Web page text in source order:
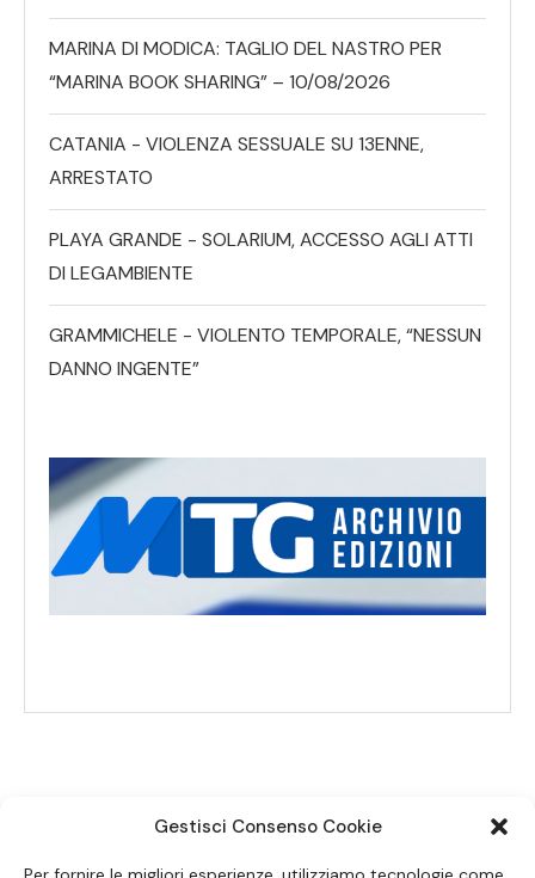
Gestisci Consenso Cookie
MARINA DI MODICA: TAGLIO DEL NASTRO PER
“MARINA BOOK SHARING” – 10/08/2026
CATANIA - VIOLENZA SESSUALE SU 13ENNE,
ARRESTATO
PLAYA GRANDE - SOLARIUM, ACCESSO AGLI ATTI
DI LEGAMBIENTE
GRAMMICHELE - VIOLENTO TEMPORALE, “NESSUN
DANNO INGENTE”
SEGUICI SUI SOCIAL